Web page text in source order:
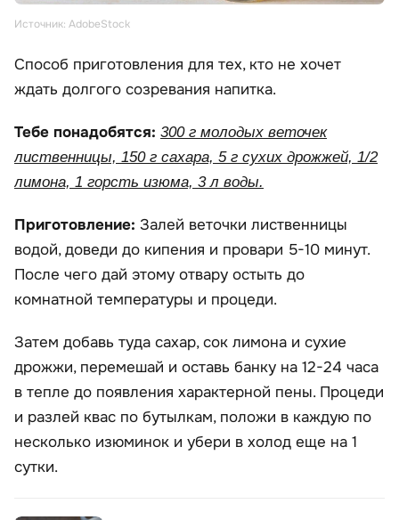
Источник: AdobeStock
Способ приготовления для тех, кто не хочет
ждать долгого созревания напитка.
Тебе понадобятся: 300 г молодых веточек
лиственницы, 150 г сахара, 5 г сухих дрожжей, 1/2
лимона, 1 горсть изюма, 3 л воды.
Приготовление: Залей веточки лиственницы
водой, доведи до кипения и провари 5-10 минут.
После чего дай этому отвару остыть до
комнатной температуры и процеди.
Затем добавь туда сахар, сок лимона и сухие
дрожжи, перемешай и оставь банку на 12-24 часа
в тепле до появления характерной пены. Процеди
и разлей квас по бутылкам, положи в каждую по
несколько изюминок и убери в холод еще на 1
сутки.